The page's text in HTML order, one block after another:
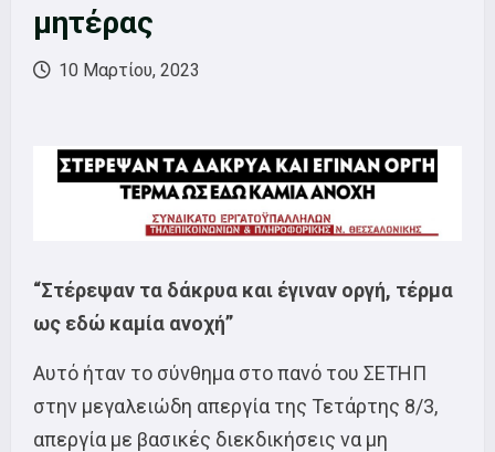
μητέρας
10 Μαρτίου, 2023
“Στέρεψαν τα δάκρυα και έγιναν οργή, τέρμα
ως εδώ καμία ανοχή”
Αυτό ήταν το σύνθημα στο πανό του ΣΕΤΗΠ
στην μεγαλειώδη απεργία της Τετάρτης 8/3,
απεργία με βασικές διεκδικήσεις να μη